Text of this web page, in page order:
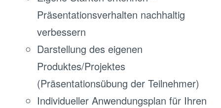
Präsentationsverhalten nachhaltig
verbessern
Darstellung des eigenen
Produktes/Projektes
(Präsentationsübung der Teilnehmer)
Individueller Anwendungsplan für Ihren